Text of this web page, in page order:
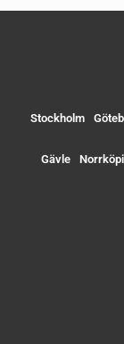
Stockholm
Gävle